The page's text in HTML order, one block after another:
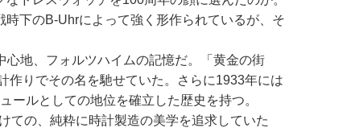
下のB-Uhrによって強く形作られているが、そ
心地、フォルツハイムの記憶だ。「黄金の街
作りでその名を馳せていた。さらに1933年には
ールとしての地位を確立した歴史を持つ。
ての、純粋に時計製造の美学を追求していた